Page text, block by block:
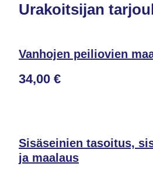
Urakoitsijan
Vanhojen peiliovien
34,00 €
Sisäseinien tasoitus,
ja maalaus